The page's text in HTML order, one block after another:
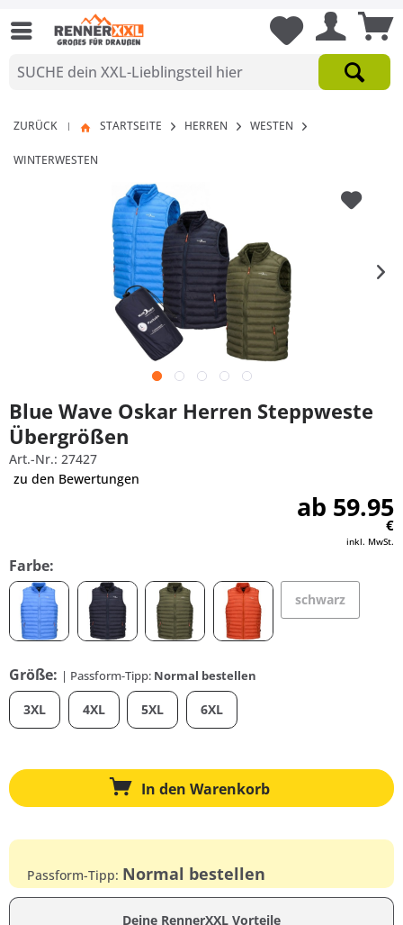
ZURÜCK | STARTSEITE HERREN WESTEN
WINTERWESTEN
Blue Wave Oskar Herren Steppweste
Übergrößen
Art.-Nr.: 27427
zu den Bewertungen
ab 59.95
€
inkl. MwSt.
Farbe:
schwarz
Größe: | Passform-Tipp: Normal bestellen
3XL 4XL 5XL 6XL
In den Warenkorb
Passform-Tipp: Normal bestellen
Deine RennerXXL Vorteile